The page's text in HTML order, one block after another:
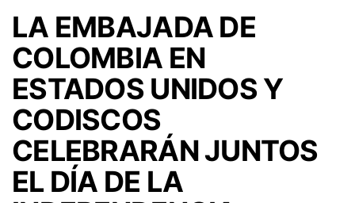
LA EMBAJADA DE
COLOMBIA EN
ESTADOS UNIDOS Y
CODISCOS
CELEBRARÁN JUNTOS
EL DÍA DE LA